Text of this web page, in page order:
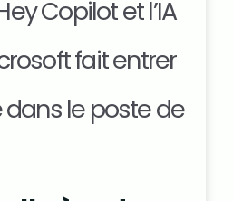
Copilot et l’IA
fait entrer
dans le poste de